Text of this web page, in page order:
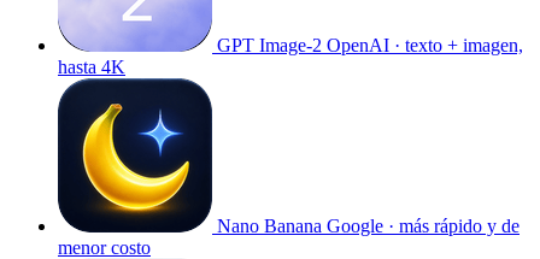
GPT Image-2 OpenAI · texto + imagen,
hasta 4K
Nano Banana Google · más rápido y de
menor costo